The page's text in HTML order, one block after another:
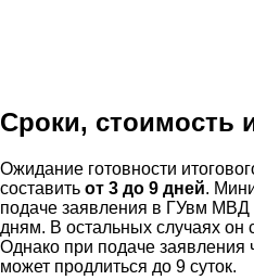
Сроки, стоимость
Ожидание готовности
составить от 3 до 9 дней.
подаче заявления в ГУвм
дням. В остальных случаях он
Однако при подаче заявления
может продлиться до 9 суток.